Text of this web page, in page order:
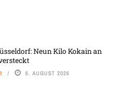
Neun Kilo Kokain an
6. AUGUST 2026